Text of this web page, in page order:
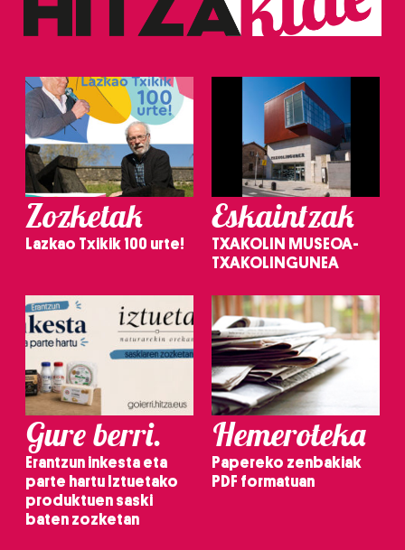
Zozketak
Lazkao Txikik 100 urte!
Eskaintzak
TXAKOLIN MUSEOA-
TXAKOLINGUNEA
Gure berri.
Erantzun inkesta eta
parte hartu Iztuetako
produktuen saski
baten zozketan
Hemeroteka
Papereko zenbakiak
PDF formatuan